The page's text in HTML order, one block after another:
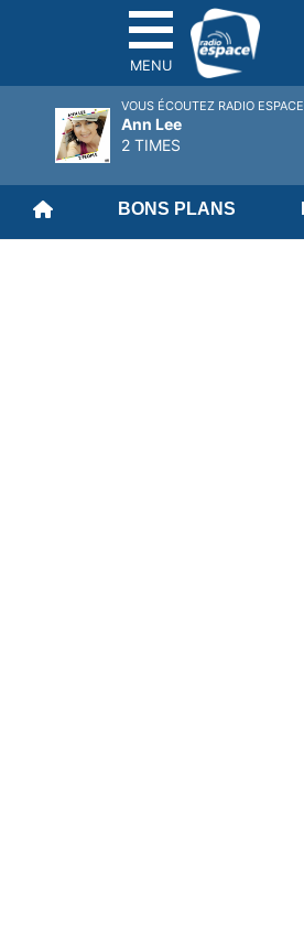
MENU
BONS PLANS
VOUS ÉCOUTEZ RADIO ESPACE
Ann Lee
2 TIMES